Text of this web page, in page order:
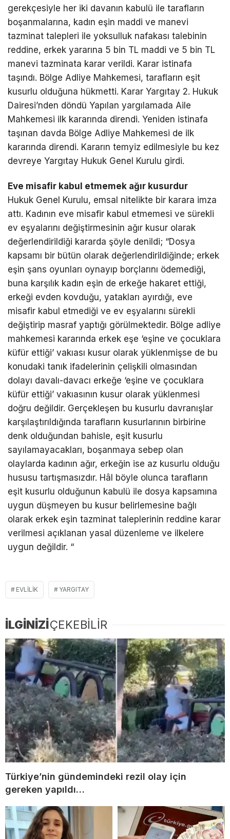
gerekçesiyle her iki davanın kabulü ile tarafların
boşanmalarına, kadın eşin maddi ve manevi
tazminat talepleri ile yoksulluk nafakası talebinin
reddine, erkek yararına 5 bin TL maddi ve 5 bin TL
manevi tazminata karar verildi. Karar istinafa
taşındı. Bölge Adliye Mahkemesi, tarafların eşit
kusurlu olduğuna hükmetti. Karar Yargıtay 2. Hukuk
Dairesi’nden döndü Yapılan yargılamada Aile
Mahkemesi ilk kararında direndi. Yeniden istinafa
taşınan davda Bölge Adliye Mahkemesi de ilk
kararında direndi. Kararın temyiz edilmesiyle bu kez
devreye Yargıtay Hukuk Genel Kurulu girdi.
Eve misafir kabul etmemek ağır kusurdur
Hukuk Genel Kurulu, emsal nitelikte bir karara imza
attı. Kadının eve misafir kabul etmemesi ve sürekli
ev eşyalarını değiştirmesinin ağır kusur olarak
değerlendirildiği kararda şöyle denildi; “Dosya
kapsamı bir bütün olarak değerlendirildiğinde; erkek
eşin şans oyunları oynayıp borçlarını ödemediği,
buna karşılık kadın eşin de erkeğe hakaret ettiği,
erkeği evden kovduğu, yatakları ayırdığı, eve
misafir kabul etmediği ve ev eşyalarını sürekli
değiştirip masraf yaptığı görülmektedir. Bölge adliye
mahkemesi kararında erkek eşe ‘eşine ve çocuklara
küfür ettiği’ vakıası kusur olarak yüklenmişse de bu
konudaki tanık ifadelerinin çelişkili olmasından
dolayı davalı-davacı erkeğe ‘eşine ve çocuklara
küfür ettiği’ vakıasının kusur olarak yüklenmesi
doğru değildir. Gerçekleşen bu kusurlu davranışlar
karşılaştırıldığında tarafların kusurlarının birbirine
denk olduğundan bahisle, eşit kusurlu
sayılamayacakları, boşanmaya sebep olan
olaylarda kadının ağır, erkeğin ise az kusurlu olduğu
hususu tartışmasızdır. Hâl böyle olunca tarafların
eşit kusurlu olduğunun kabulü ile dosya kapsamına
uygun düşmeyen bu kusur belirlemesine bağlı
olarak erkek eşin tazminat taleplerinin reddine karar
verilmesi açıklanan yasal düzenleme ve ilkelere
uygun değildir. “
EVLILIK YARGITAY
İLGİNİZİÇEKEBİLİR
Türkiye’nin gündemindeki rezil olay için
gereken yapıldı…